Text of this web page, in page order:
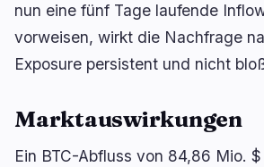
Clarity Act: Senat verschiebt
navigieren öffnen
schließen
nun eine fünf Tage laufende
vorweisen, wirkt die Nachfrage
Exposure persistent und nicht
Marktauswirkungen
Ein BTC-Abfluss von 84,86 Mio.